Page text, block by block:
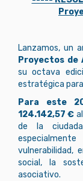
Lanzamos, un
Proyectos de
su octava
estratégica
Para este
124.142,57 €
de la
vulnerabilidad,
social, la
asociativo.